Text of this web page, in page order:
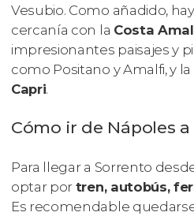
Vesubio. Como añadido,
cercanía con la Costa
impresionantes paisajes y
como Positano y Amalfi, y
Capri.
Cómo ir de Nápoles
Para llegar a Sorrento
optar por tren, autobús,
Es recomendable